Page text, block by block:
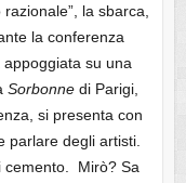
la sbarca,
la conferenza
su una
Sorbonne di Parigi,
si presenta con
parlare degli artisti.
cemento. Mirò? Sa